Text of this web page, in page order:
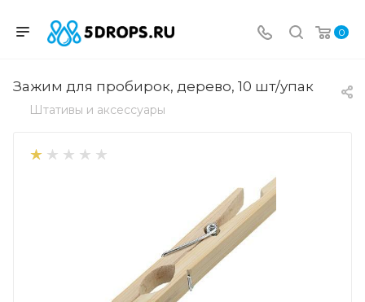
0
Зажим для пробирок, дерево, 10 шт/упак
Штативы и аксессуары